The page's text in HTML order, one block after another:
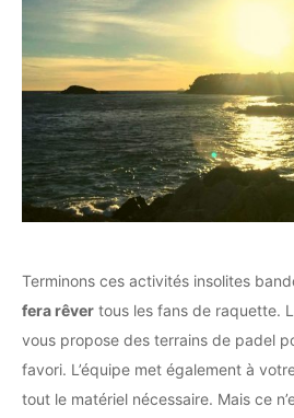
Terminons ces activités insolites
fera rêver tous les fans de raquette.
vous propose des terrains de padel
favori. L’équipe met également à
tout le matériel nécessaire. Mais ce